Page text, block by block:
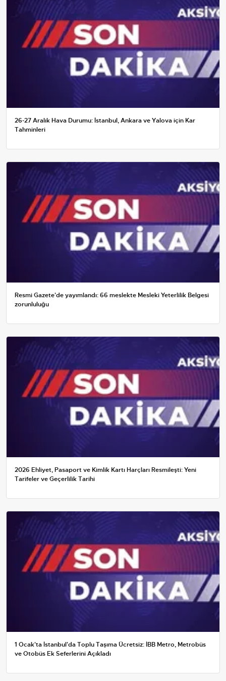
26-27 Aralık Hava Durumu: İstanbul, Ankara ve Yalova için Kar
Tahminleri
Resmi Gazete'de yayımlandı: 66 meslekte Mesleki Yeterlilik Belgesi
zorunluluğu
2026 Ehliyet, Pasaport ve Kimlik Kartı Harçları Resmileşti: Yeni
Tarifeler ve Geçerlilik Tarihi
1 Ocak'ta İstanbul'da Toplu Taşıma Ücretsiz: İBB Metro, Metrobüs
ve Otobüs Ek Seferlerini Açıkladı